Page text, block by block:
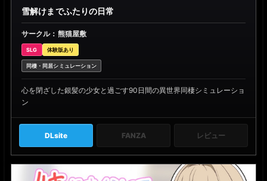
雪解けまでふたりの日常
サークル：熊猫屋敷
SLG 体験版あり
同棲・同居シミュレーション
心を閉ざした銀髪の少女と過ごす90日間の異世界同棲シミュレーショ
ン
DLsite FANZA レビュー